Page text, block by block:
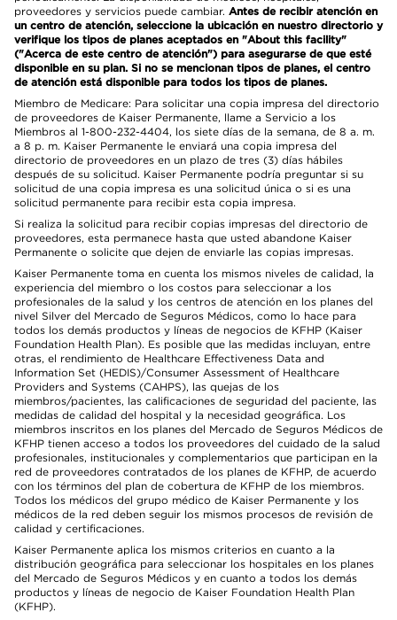
proveedores y servicios puede cambiar. Antes de recibir atención en
un centro de atención, seleccione la ubicación en nuestro directorio y
verifique los tipos de planes aceptados en "About this facility"
("Acerca de este centro de atención") para asegurarse de que esté
disponible en su plan. Si no se mencionan tipos de planes, el centro
de atención está disponible para todos los tipos de planes.
Miembro de Medicare: Para solicitar una copia impresa del directorio
de proveedores de Kaiser Permanente, llame a Servicio a los
Miembros al 1-800-232-4404, los siete días de la semana, de 8 a. m.
a 8 p. m. Kaiser Permanente le enviará una copia impresa del
directorio de proveedores en un plazo de tres (3) días hábiles
después de su solicitud. Kaiser Permanente podría preguntar si su
solicitud de una copia impresa es una solicitud única o si es una
solicitud permanente para recibir esta copia impresa.
Si realiza la solicitud para recibir copias impresas del directorio de
proveedores, esta permanece hasta que usted abandone Kaiser
Permanente o solicite que dejen de enviarle las copias impresas.
Kaiser Permanente toma en cuenta los mismos niveles de calidad, la
experiencia del miembro o los costos para seleccionar a los
profesionales de la salud y los centros de atención en los planes del
nivel Silver del Mercado de Seguros Médicos, como lo hace para
todos los demás productos y líneas de negocios de KFHP (Kaiser
Foundation Health Plan). Es posible que las medidas incluyan, entre
otras, el rendimiento de Healthcare Effectiveness Data and
Information Set (HEDIS)/Consumer Assessment of Healthcare
Providers and Systems (CAHPS), las quejas de los
miembros/pacientes, las calificaciones de seguridad del paciente, las
medidas de calidad del hospital y la necesidad geográfica. Los
miembros inscritos en los planes del Mercado de Seguros Médicos de
KFHP tienen acceso a todos los proveedores del cuidado de la salud
profesionales, institucionales y complementarios que participan en la
red de proveedores contratados de los planes de KFHP, de acuerdo
con los términos del plan de cobertura de KFHP de los miembros.
Todos los médicos del grupo médico de Kaiser Permanente y los
médicos de la red deben seguir los mismos procesos de revisión de
calidad y certificaciones.
Kaiser Permanente aplica los mismos criterios en cuanto a la
distribución geográfica para seleccionar los hospitales en los planes
del Mercado de Seguros Médicos y en cuanto a todos los demás
productos y líneas de negocio de Kaiser Foundation Health Plan
(KFHP).